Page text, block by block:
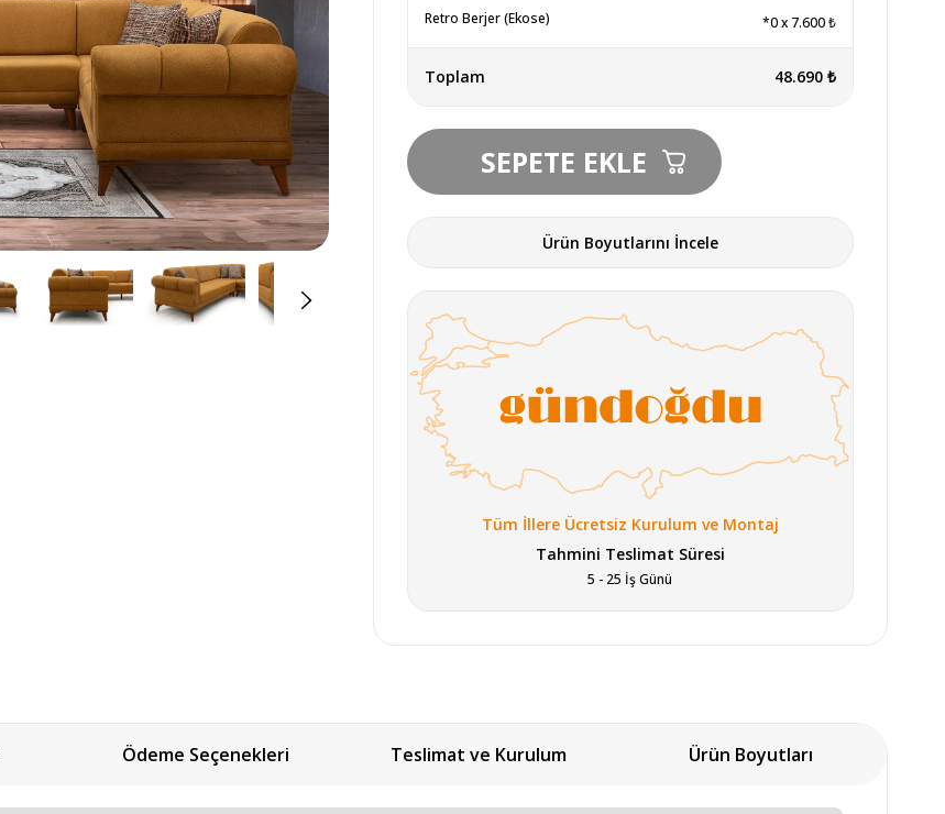
Retro Berjer (Ekose) *0x 7.600 ₺
Toplam 48.690 ₺
Ürün Boyutlarını İncele
Tüm İllere Ücretsiz Kurulum ve Montaj
Tahmini Teslimat Süresi
5 - 25 İş Günü
Ödeme Seçenekleri Teslimat ve Kurulum Ürün Boyutları